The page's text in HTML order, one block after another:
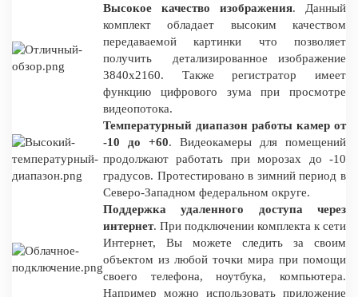
Высокое качество изображения. Данный
комплект обладает высоким качеством
передаваемой картинки что позволяет
получить детализированное изображение
3840x2160. Также регистратор имеет
функцию цифрового зума при просмотре
видеопотока.
Температурный диапазон работы камер от
-10 до +60. Видеокамеры для помещений
продолжают работать при морозах до -10
градусов. Протестировано в зимний период в
Северо-Западном федеральном округе.
Поддержка удаленного доступа через
интернет. При подключении комплекта к сети
Интернет, Вы можете следить за своим
объектом из любой точки мира при помощи
своего телефона, ноутбука, компьютера.
Например можно использовать приложение